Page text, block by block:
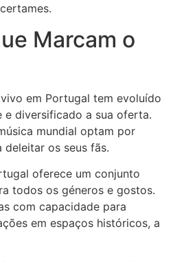
Marcam o
em Portugal tem evoluído
e diversificado a sua oferta.
mundial optam por
os seus fãs.
oferece um conjunto
todos os géneros e gostos.
com capacidade para
em espaços históricos, a